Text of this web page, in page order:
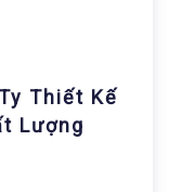
Thiết Kế
Lượng